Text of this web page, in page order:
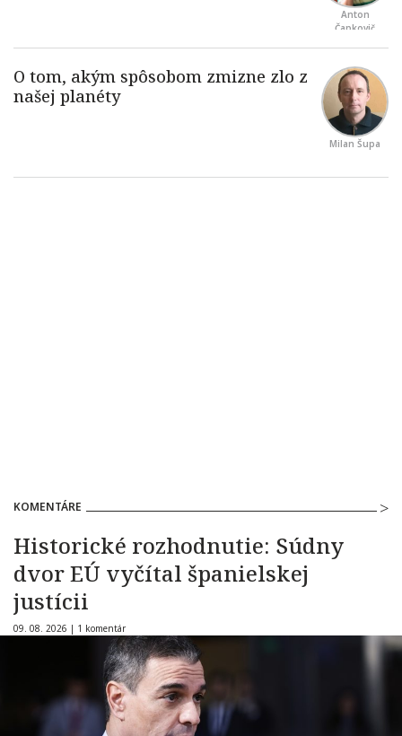
Anton
Čapkovič
Milan Šupa
KOMENTÁRE
Historické rozhodnutie: Súdny
dvor EÚ vyčítal španielskej
justícii
09. 08. 2026 | 1 komentár